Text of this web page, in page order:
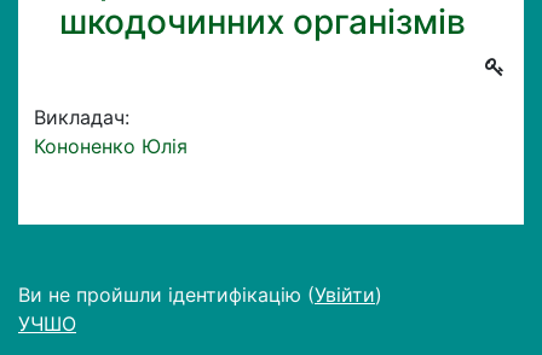
шкодочинних організмів
Викладач:
Кононенко Юлія
Ви не пройшли ідентифікацію (Увійти)
УЧШО